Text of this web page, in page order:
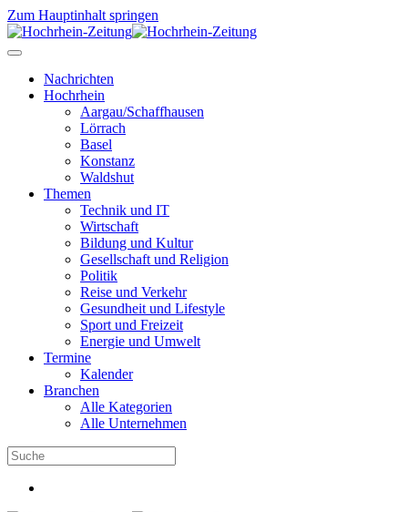
Zum Hauptinhalt springen
Nachrichten
Hochrhein
Aargau/Schaffhausen
Lörrach
Basel
Konstanz
Waldshut
Themen
Technik und IT
Wirtschaft
Bildung und Kultur
Gesellschaft und Religion
Politik
Reise und Verkehr
Gesundheit und Lifestyle
Sport und Freizeit
Energie und Umwelt
Termine
Kalender
Branchen
Alle Kategorien
Alle Unternehmen